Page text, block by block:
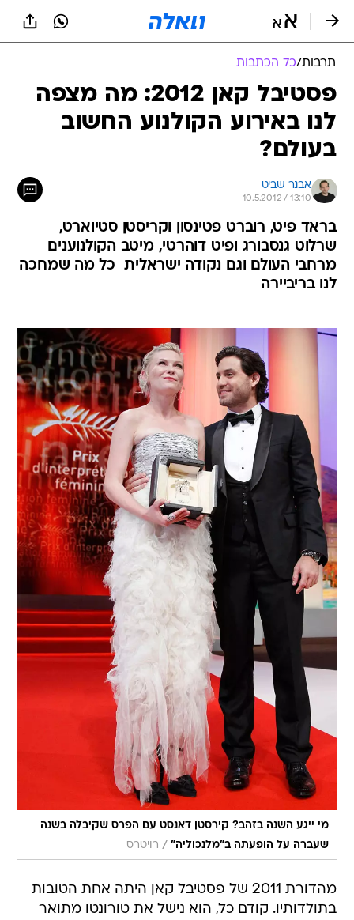
תרבות/כל הכתבות
פסטיבל קאן 2012: מה מצפה
לנו באירוע הקולנוע החשוב
בעולם?
אבנר שביט
10.5.2012 / 13:10
בראד פיט, רוברט פטינסון וקריסטן סטיוארט,
שרלוט גנסבורג ופיט דוהרטי, מיטב הקולנוענים
מרחבי העולם וגם נקודה ישראלית  כל מה שמחכה
לנו בריביירה
מי ייגע השנה בזהב? קירסטן דאנסט עם הפרס שקיבלה בשנה
שעברה על הופעתה ב"מלנכוליה" / רויטרס
מהדורת 2011 של פסטיבל קאן היתה אחת הטובות
בתולדותיו. קודם כל, הוא נישל את טורונטו מתואר